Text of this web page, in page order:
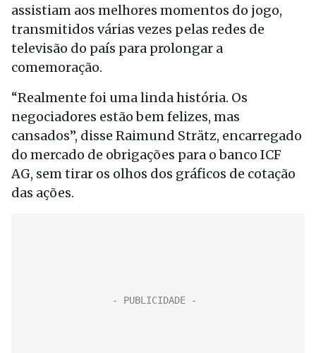
assistiam aos melhores momentos do jogo,
transmitidos várias vezes pelas redes de
televisão do país para prolongar a
comemoração.
“Realmente foi uma linda história. Os
negociadores estão bem felizes, mas
cansados”, disse Raimund Strätz, encarregado
do mercado de obrigações para o banco ICF
AG, sem tirar os olhos dos gráficos de cotação
das ações.